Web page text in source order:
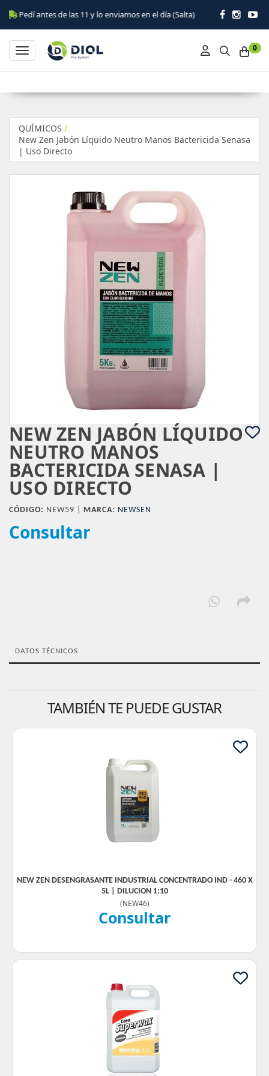
antes de las 11 y lo enviamos en el día (Salta)
0
Toggle navigation
QUÍMICOS /
New Zen Jabón Líquido Neutro Manos Bactericida Senasa
| Uso Directo
NEW ZEN JABÓN LÍQUIDO
NEUTRO MANOS
BACTERICIDA SENASA |
USO DIRECTO
CÓDIGO: NEW59 | MARCA: NEWSEN
Consultar
DATOS TÉCNICOS
TAMBIÉN TE PUEDE GUSTAR
NEW ZEN DESENGRASANTE INDUSTRIAL CONCENTRADO IND - 460 X
5L | DILUCION 1:10
(NEW46)
Consultar